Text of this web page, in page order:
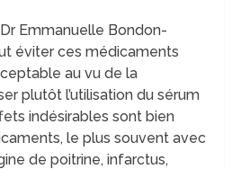
Emmanuelle Bondon-
éviter ces médicaments
au vu de la
plutôt l’utilisation du sérum
indésirables sont bien
le plus souvent avec
de poitrine, infarctus,